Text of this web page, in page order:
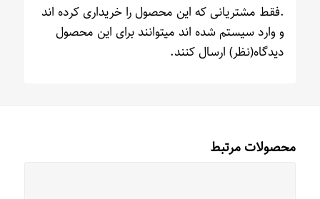
.فقط مشتریانی که این محصول را خریداری کرده اند
و وارد سیستم شده اند میتوانند برای این محصول
دیدگاه(نظر) ارسال کنند.
محصولات مرتبط